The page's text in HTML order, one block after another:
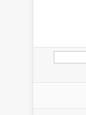
Zoeken